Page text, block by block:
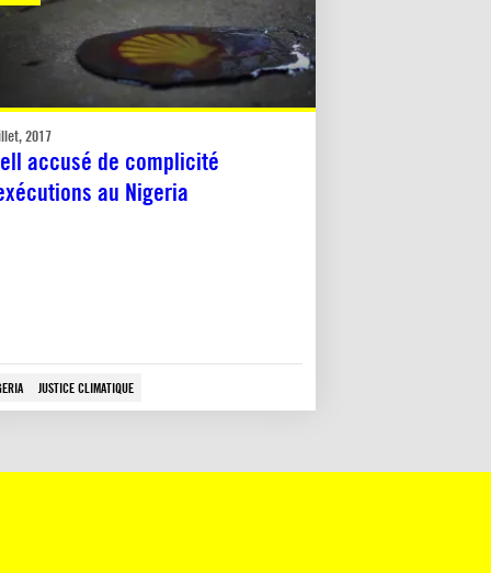
2017
accusé de complicité
au Nigeria
JUSTICE CLIMATIQUE